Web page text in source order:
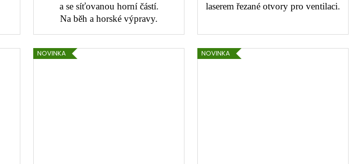
a se síťovanou horní částí.
Na běh a horské výpravy.
laserem řezané otvory pro ventilaci.
NOVINKA NOVINKA